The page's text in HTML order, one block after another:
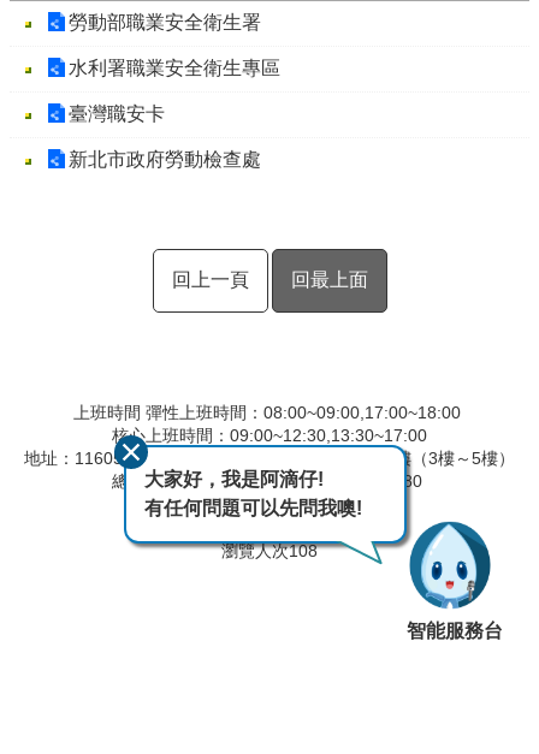
勞動部職業安全衛生署
水利署職業安全衛生專區
臺灣職安卡
新北市政府勞動檢查處
回上一頁 回最上面
上班時間 彈性上班時間：08:00~09:00,17:00~18:00
核心上班時間：09:00~12:30,13:30~17:00
地址：116056 臺北市文山區羅斯福路六段168號4樓（3樓～5樓）
總機：02-29173282 傳真：02-29117280
最後異動日期115-08-07
瀏覽人次108
大家好，我是阿滴仔!
有任何問題可以先問我噢!
智能服務台